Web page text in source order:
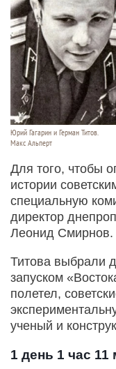
Юрий Гагарин и Герман Титов.
Макс Альперт
Для того, чтобы
истории
специальную
директор
Леонид Смирнов.
Титова выбрали
запуском
полетел,
ученый и
1 день 1 час 11